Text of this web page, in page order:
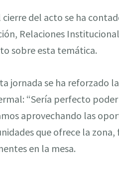
cierre del acto se ha
Relaciones
sobre esta temática.
jornada se ha reforzado
“Sería perfecto
aprovechando las
que ofrece la
en la mesa.